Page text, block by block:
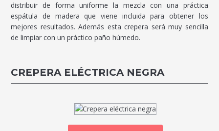
distribuir de forma uniforme la mezcla con una práctica
espátula de madera que viene incluida para obtener los
mejores resultados. Además esta crepera será muy sencilla
de limpiar con un práctico paño húmedo.
CREPERA ELÉCTRICA NEGRA